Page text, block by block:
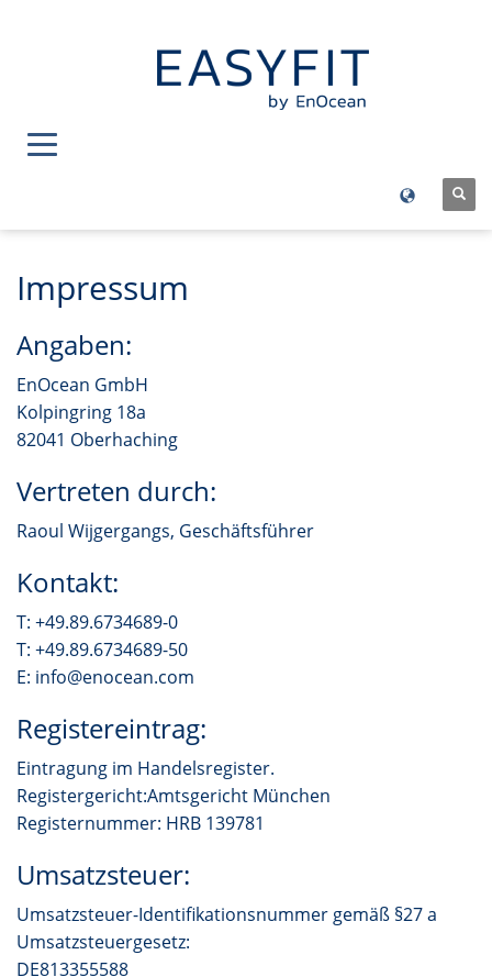
Impressum
Angaben:
EnOcean GmbH
Kolpingring 18a
82041 Oberhaching
Vertreten durch:
Raoul Wijgergangs, Geschäftsführer
Kontakt:
T: +49.89.6734689-0
T: +49.89.6734689-50
E: info@enocean.com
Registereintrag:
Eintragung im Handelsregister.
Registergericht:Amtsgericht München
Registernummer: HRB 139781
Umsatzsteuer:
Umsatzsteuer-Identifikationsnummer gemäß §27 a
Umsatzsteuergesetz:
DE813355588